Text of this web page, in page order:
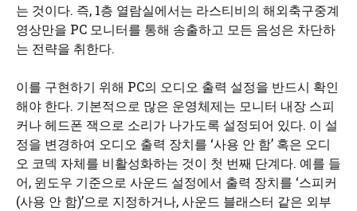
는 것이다. 즉, 1층 열람실에서는 라스티비의 해외축구중계
영상만을 PC 모니터를 통해 송출하고 모든 음성은 차단하
는 전략을 취한다.
이를 구현하기 위해 PC의 오디오 출력 설정을 반드시 확인
해야 한다. 기본적으로 많은 운영체제는 모니터 내장 스피
커나 헤드폰 잭으로 소리가 나가도록 설정되어 있다. 이 설
정을 변경하여 오디오 출력 장치를 ‘사용 안 함’ 혹은 오디
오 코덱 자체를 비활성화하는 것이 첫 번째 단계다. 예를 들
어, 윈도우 기준으로 사운드 설정에서 출력 장치를 ‘스피커
(사용 안 함)’으로 지정하거나, 사운드 블래스터 같은 외부